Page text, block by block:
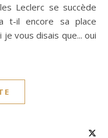
Leclerc se succède
t-il encore sa place
vous disais que... oui